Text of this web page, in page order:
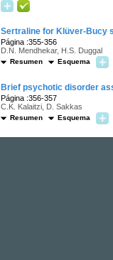
Sertraline for Klüver-Bucy
Página :355-356
D.N. Mendhekar, H.S. Duggal
Resumen Esquema
Brief psychotic disorder
Página :356-357
C.K. Kalaitzi, D. Sakkas
Resumen Esquema